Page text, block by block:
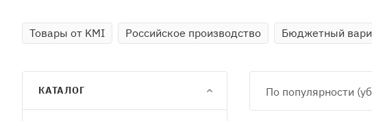
Товары от KMI Российское производство Бюджетный
По популярности
КАТАЛОГ